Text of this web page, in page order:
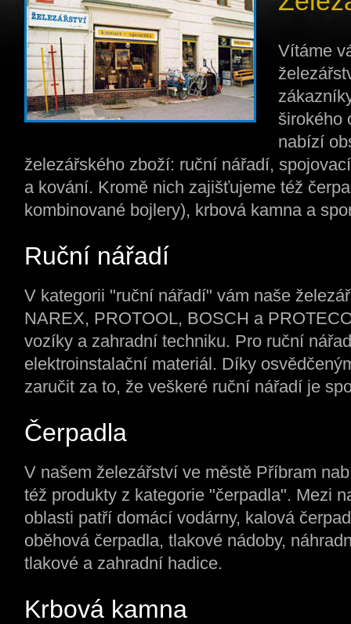
Vítáme
širokého
nabízí
železářského zboží: ruční nářadí,
a kování. Kromě nich zajišťujeme též
kombinované bojlery), krbová kamna a
Ruční nářadí
V kategorii "ruční nářadí" vám naše
NAREX, PROTOOL, BOSCH a
vozíky a zahradní techniku. Pro ruční
elektroinstalační materiál. Díky
zaručit za to, že veškeré ruční nářadí je
Čerpadla
V našem železářství ve městě Příbram
též produkty z kategorie "čerpadla". Mezi
oblasti patří domácí vodárny, kalová
oběhová čerpadla, tlakové nádoby,
tlakové a zahradní hadice.
Krbová kamna